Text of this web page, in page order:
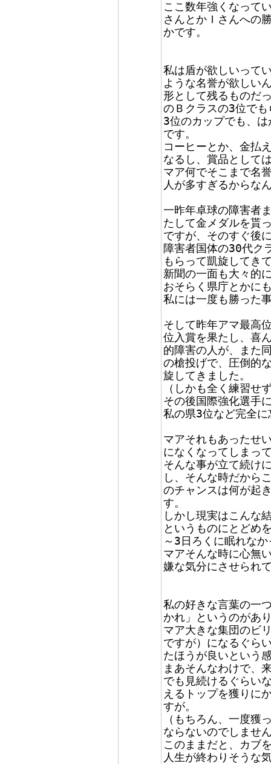
ここ数年強くなって
さんとかＩさんへの
かです。
私は盾が欲しいって
ような名誉が欲しい
形として残るものだ
のＢクラスの3位で
3位のカップでも、
です。
コーヒーとか、金払
なるし、賞品として
マア何でそこまで名
人が多すぎるからな
一昨年卓球の障害者
たして金メダルを貰
ですが、そのすぐ後
障害者国体の30代ク
もらって凱旋してき
新聞の一面も大々的
おそらく県庁とかに
私には一度も勝った
そして昨年アマ最高
位入賞を果たし、喜
的障害の人が、また
の槍投げで、圧倒的
旋してきました。
（しかも全く練習せ
その後国際強化選手
私の県3位など完全
マアそれもあったせ
になくなってしまっ
そんな事が立て続け
し、そんな時だから
のチャンスは何が起
す。
しかし現実はこんな
というものにとどめ
～3日ろくに眠れな
マアそんな時に心無
嫌な気分にさせられ
私の好きな言葉の一
かれ」というのがあ
マア大きな集団のビ
ですが）になるぐら
たほうが良いという
まあそんなわけで、
でも見続けるぐらい
えるトップを獲りに
すが。
（もちろん、一度獲
ならないのでしませ
このままだと、カブ
人生が終わりそうな